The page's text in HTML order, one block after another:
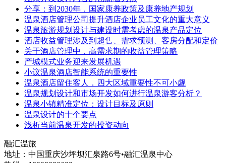
分享：到2030年，国家康养政策及康养地产规划
温泉酒店管理公司提升酒店企业员工文化的重大意义
温泉旅游规划设计与建设时需考虑的温泉产品定位
酒店收益管理涉及到超售、需求预测、客房分配和定价
关于酒店管理中，高需求期的收益管理策略
产城模式业务迎来发展机遇
小议温泉酒店智能系统的重要性
温泉酒店留住客人，四大区域重要性不可小觑
温泉规划设计和市场开发如何进行温泉游客分析？
温泉小镇精准定位：设计目标及原则
温泉设计的十个要点
浅析当前温泉开发的投资动向
融汇温旅
地址：中国重庆沙坪坝汇泉路6号•融汇温泉中心